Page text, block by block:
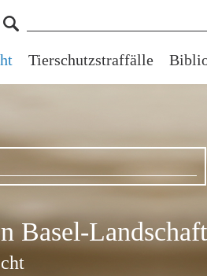
Tierschutzstraffälle
Basel-Landschaft